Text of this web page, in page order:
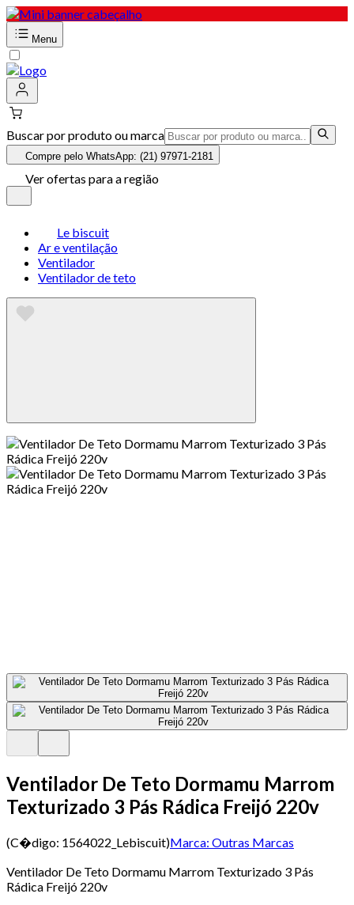
Menu
Buscar por produto ou marca
Compre pelo WhatsApp: (21) 97971-2181
Ver ofertas para a região
Le biscuit
Ar e ventilação
Ventilador
Ventilador de teto
Ventilador De Teto Dormamu Marrom
Texturizado 3 Pás Rádica Freijó 220v
(C�digo: 1564022_Lebiscuit)Marca: Outras Marcas
Ventilador De Teto Dormamu Marrom Texturizado 3 Pás
Rádica Freijó 220v